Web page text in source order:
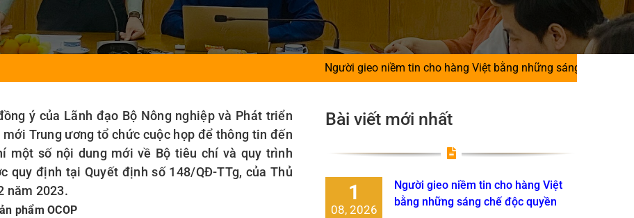
Người gieo niềm tin cho hàng Việt bằng những sáng chế độc quyền
ý của Lãnh đạo Bộ Nông nghiệp và Phát triển
Trung ương tổ chức cuộc họp để thông tin đến
một số nội dung mới về Bộ tiêu chí và quy trình
quy định tại Quyết định số 148/QĐ-TTg, của Thủ
năm 2023.
phẩm OCOP
Bài viết mới nhất
1
08, 2026
Người gieo niềm tin cho hàng Việt
bằng những sáng chế độc quyền